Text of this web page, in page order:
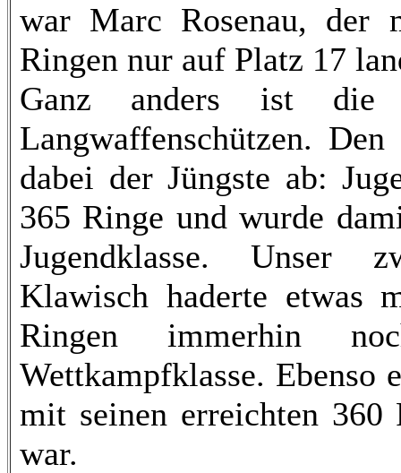
war Marc Rosenau, der
Ringen nur auf Platz 17
Ganz anders ist die
Langwaffenschützen.
dabei der Jüngste ab:
365 Ringe und wurde
Jugendklasse. Unser
Klawisch haderte etwas
Ringen immerhin
Wettkampfklasse. Ebenso
mit seinen erreichten 360
war.